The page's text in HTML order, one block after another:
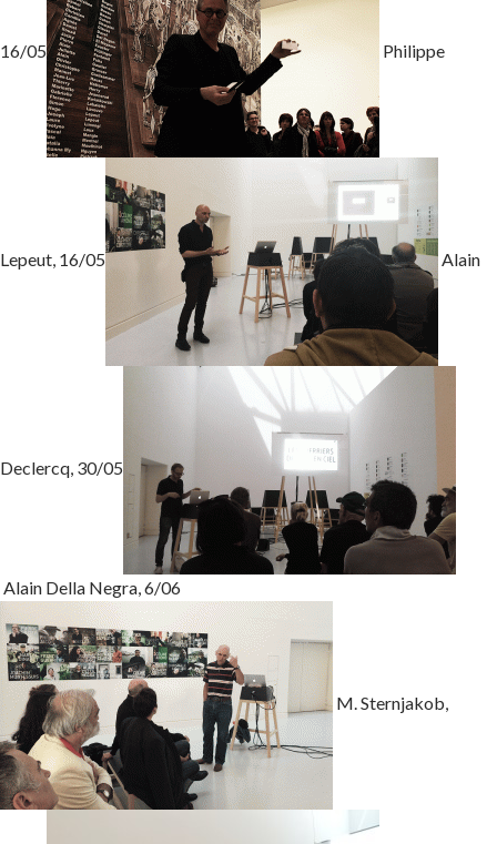
16/05 Philippe
Lepeut, 16/05 Alain
Declercq, 30/05
Alain Della Negra, 6/06
M. Sternjakob,